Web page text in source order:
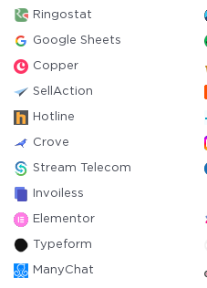
Ringostat
Google Sheets
Copper
SellAction
Hotline
Crove
Stream Telecom
Invoiless
Elementor
Typeform
ManyChat